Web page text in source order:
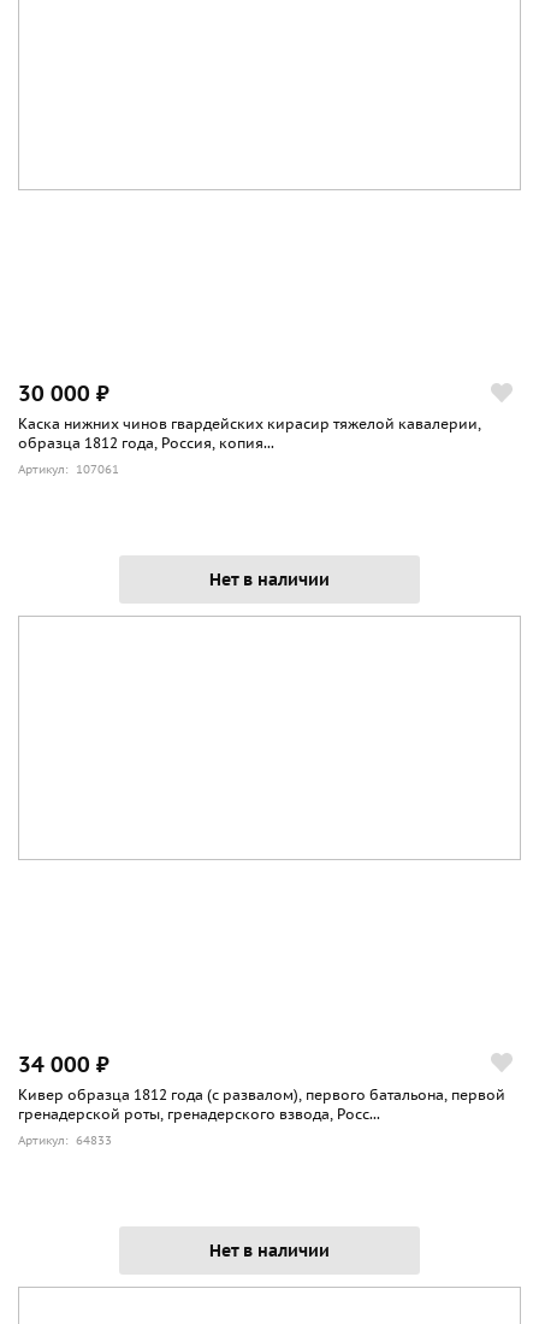
30 000 ₽
Каска нижних чинов гвардейских кирасир тяжелой кавалерии,
образца 1812 года, Россия, копия...
Артикул: 107061
Нет в наличии
34 000 ₽
Кивер образца 1812 года (с развалом), первого батальона, первой
гренадерской роты, гренадерского взвода, Росс...
Артикул: 64833
Нет в наличии